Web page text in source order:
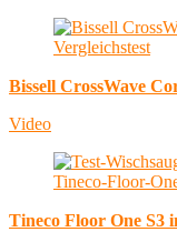
Bissell CrossWave
Video
Tineco Floor One S3